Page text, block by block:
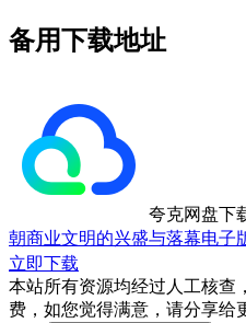
备用下载地址
夸克网盘下
朝商业文明的兴盛与落幕电子
立即下载
本站所有资源均经过人工核查
费，如您觉得满意，请分享给